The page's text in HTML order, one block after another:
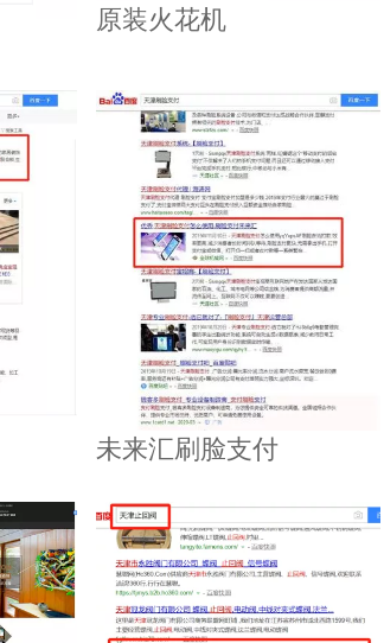
原装火花机
未来汇刷脸支付